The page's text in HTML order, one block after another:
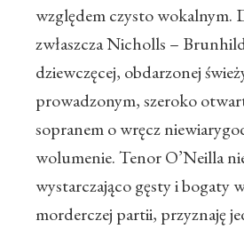
względem czysto wokalnym.
zwłaszcza Nicholls –
dziewczęcej, obdarzonej
prowadzonym, szeroko
sopranem o wręcz
wolumenie. Tenor O’Neilla
wystarczająco gęsty i bogaty
morderczej partii, przyznaję